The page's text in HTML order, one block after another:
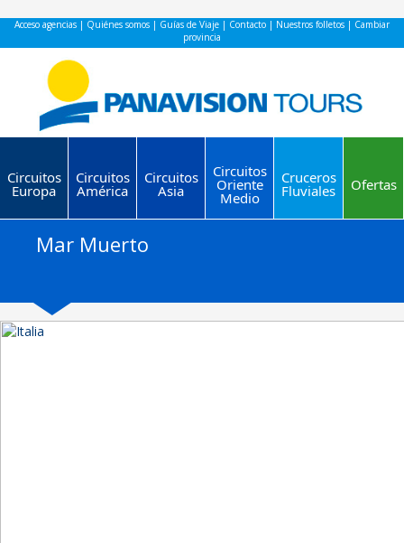
Acceso agencias | Quiénes somos | Guías de Viaje | Contacto | Nuestros folletos | Cambiar
provincia
Circuitos
Europa
Circuitos
América
Circuitos
Asia
Circuitos
Oriente
Medio
Cruceros
Fluviales Ofertas
Mar Muerto